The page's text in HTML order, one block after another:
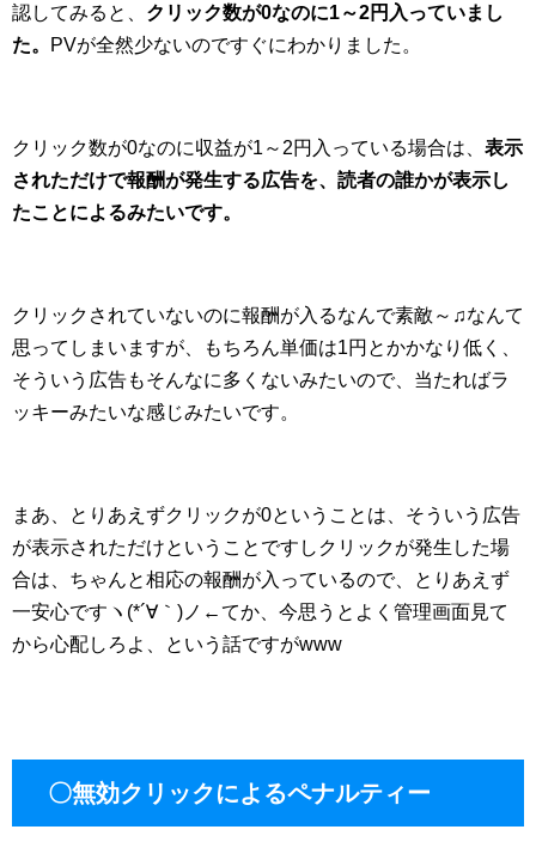
認してみると、 クリック数が0なのに1～2円入っていまし
た。
PVが全然少ないのですぐにわかりました。
クリック数が0なのに収益が1～2円入っている場合は、 表示
されただけで報酬が発生する広告を、読者の誰かが表示し
たことによるみたいです。
クリックされていないのに報酬が入るなんで素敵～♫なんて
思ってしまいますが、もちろん単価は1円とかかなり低く、
そういう広告もそんなに多くないみたいので、当たればラ
ッキーみたいな感じみたいです。
まあ、とりあえずクリックが0ということは、そういう広告
が表示されただけということですしクリックが発生した場
合は、ちゃんと相応の報酬が入っているので、とりあえず
一安心ですヽ(*´∀｀)ノ←てか、今思うとよく管理画面見て
から心配しろよ、という話ですがwww
〇無効クリックによるペナルティー